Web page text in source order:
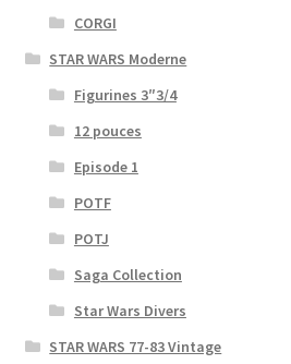
CORGI
STAR WARS Moderne
Figurines 3″3/4
12 pouces
Episode 1
POTF
POTJ
Saga Collection
Star Wars Divers
STAR WARS 77-83 Vintage